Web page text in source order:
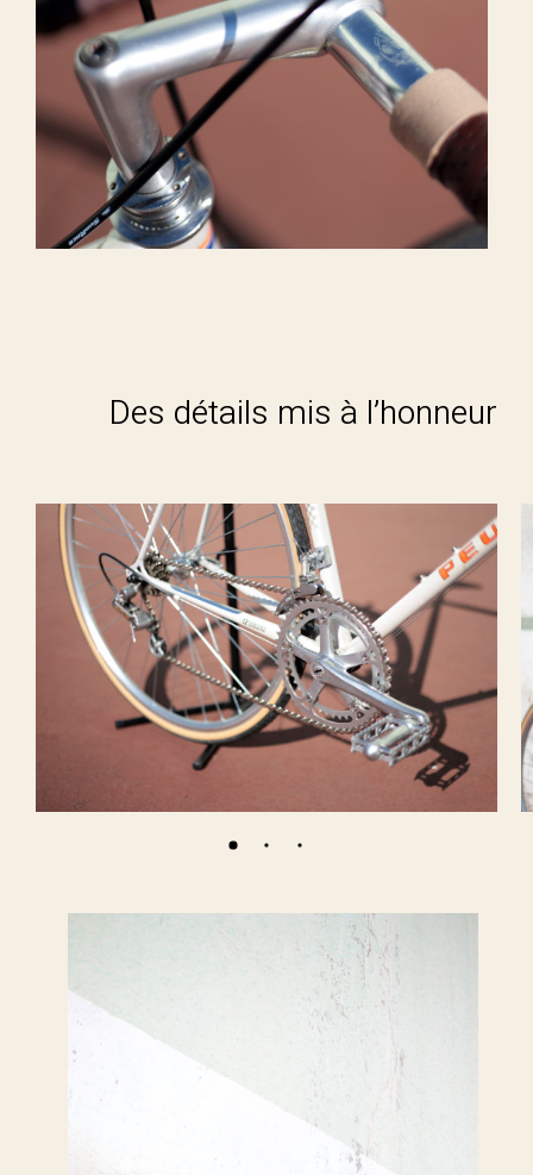
Des détails mis à l’honneur